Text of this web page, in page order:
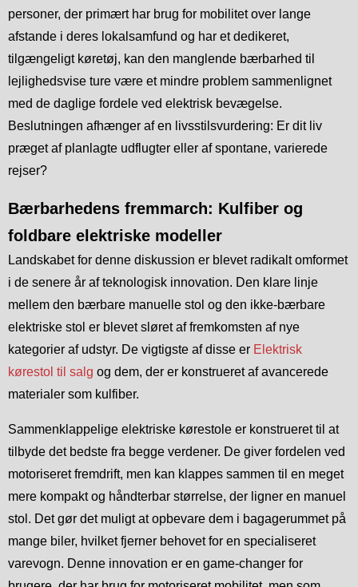
personer, der primært har brug for mobilitet over lange
afstande i deres lokalsamfund og har et dedikeret,
tilgængeligt køretøj, kan den manglende bærbarhed til
lejlighedsvise ture være et mindre problem sammenlignet
med de daglige fordele ved elektrisk bevægelse.
Beslutningen afhænger af en livsstilsvurdering: Er dit liv
præget af planlagte udflugter eller af spontane, varierede
rejser?
Bærbarhedens fremmarch: Kulfiber og
foldbare elektriske modeller
Landskabet for denne diskussion er blevet radikalt omformet
i de senere år af teknologisk innovation. Den klare linje
mellem den bærbare manuelle stol og den ikke-bærbare
elektriske stol er blevet sløret af fremkomsten af nye
kategorier af udstyr. De vigtigste af disse er Elektrisk
kørestol til salg og dem, der er konstrueret af avancerede
materialer som kulfiber.
Sammenklappelige elektriske kørestole er konstrueret til at
tilbyde det bedste fra begge verdener. De giver fordelen ved
motoriseret fremdrift, men kan klappes sammen til en meget
mere kompakt og håndterbar størrelse, der ligner en manuel
stol. Det gør det muligt at opbevare dem i bagagerummet på
mange biler, hvilket fjerner behovet for en specialiseret
varevogn. Denne innovation er en game-changer for